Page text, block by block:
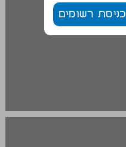
כניסת רשומים